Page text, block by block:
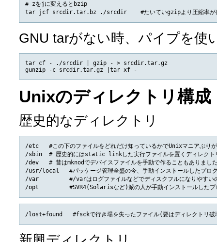
# zをjに変えるとbzip
GNU tarがない時、パイプを使
tar cf - ./srcdir | gzip - > srcdir.tar.gz
Unixのディレクトリ構成
歴史的なディレクトリ
/etc   #この下のファイルをどれだけ知っているかでUnixマニアぶり
/sbin  # 歴史的にはstatic linkした実行ファイルを置くディレクトリ
/dev   # 昔はmknodでデバイスファイルを手動で作ることもありま
/usr/local   #パッケージ管理全盛の今、手動インストールしたプロ
/var         #/varはログファイルなどでディスクフルになりやすいの